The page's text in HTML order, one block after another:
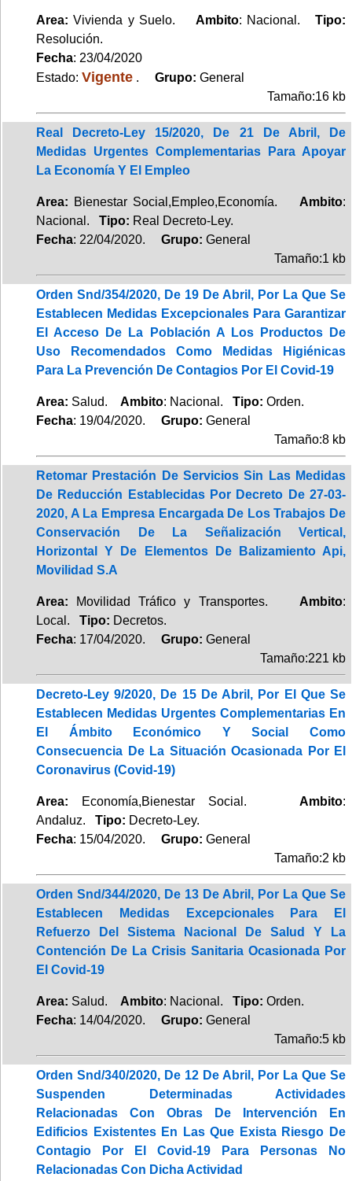
Area: Vivienda y Suelo. Ambito: Nacional.Tipo:
Resolución.
Fecha: 23/04/2020
Estado: Vigente . Grupo: General
Tamaño:16 kb
Real Decreto-Ley 15/2020, De 21 De Abril, De
Medidas Urgentes Complementarias Para Apoyar
La Economía Y El Empleo
Area: Bienestar Social,Empleo,Economía. Ambito:
Nacional. Tipo: Real Decreto-Ley.
Fecha: 22/04/2020. Grupo: General
Tamaño:1 kb
Orden Snd/354/2020, De 19 De Abril, Por La Que Se
Establecen Medidas Excepcionales Para Garantizar
El Acceso De La Población A Los Productos De
Uso Recomendados Como Medidas Higiénicas
Para La Prevención De Contagios Por El Covid-19
Area: Salud. Ambito: Nacional. Tipo: Orden.
Fecha: 19/04/2020. Grupo: General
Tamaño:8 kb
Retomar Prestación De Servicios Sin Las Medidas
De Reducción Establecidas Por Decreto De 27-03-
2020, A La Empresa Encargada De Los Trabajos De
Conservación De La Señalización Vertical,
Horizontal Y De Elementos De Balizamiento Api,
Movilidad S.A
Area: Movilidad Tráfico y Transportes. Ambito:
Local. Tipo: Decretos.
Fecha: 17/04/2020. Grupo: General
Tamaño:221 kb
Decreto-Ley 9/2020, De 15 De Abril, Por El Que Se
Establecen Medidas Urgentes Complementarias En
El Ámbito Económico Y Social Como
Consecuencia De La Situación Ocasionada Por El
Coronavirus (Covid-19)
Area: Economía,Bienestar Social. Ambito:
Andaluz. Tipo: Decreto-Ley.
Fecha: 15/04/2020. Grupo: General
Tamaño:2 kb
Orden Snd/344/2020, De 13 De Abril, Por La Que Se
Establecen Medidas Excepcionales Para El
Refuerzo Del Sistema Nacional De Salud Y La
Contención De La Crisis Sanitaria Ocasionada Por
El Covid-19
Area: Salud. Ambito: Nacional. Tipo: Orden.
Fecha: 14/04/2020. Grupo: General
Tamaño:5 kb
Orden Snd/340/2020, De 12 De Abril, Por La Que Se
Suspenden Determinadas Actividades
Relacionadas Con Obras De Intervención En
Edificios Existentes En Las Que Exista Riesgo De
Contagio Por El Covid-19 Para Personas No
Relacionadas Con Dicha Actividad